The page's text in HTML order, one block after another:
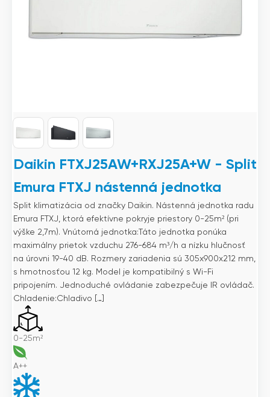
Daikin FTXJ25AW+RXJ25A+W - Split
Emura FTXJ nástenná jednotka
Split klimatizácia od značky Daikin. Nástenná jednotka radu
Emura FTXJ, ktorá efektívne pokryje priestory 0-25m² (pri
výške 2,7m). Vnútorná jednotka:Táto jednotka ponúka
maximálny prietok vzduchu 276-684 m³/h a nízku hlučnosť
na úrovni 19-40 dB. Rozmery zariadenia sú 305x900x212 mm,
s hmotnosťou 12 kg. Model je kompatibilný s Wi-Fi
pripojením. Jednoduché ovládanie zabezpečuje IR ovládač.
Chladenie:Chladivo […]
0-25m²
A++